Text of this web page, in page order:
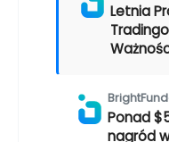
Letnia
Ponad
nagród